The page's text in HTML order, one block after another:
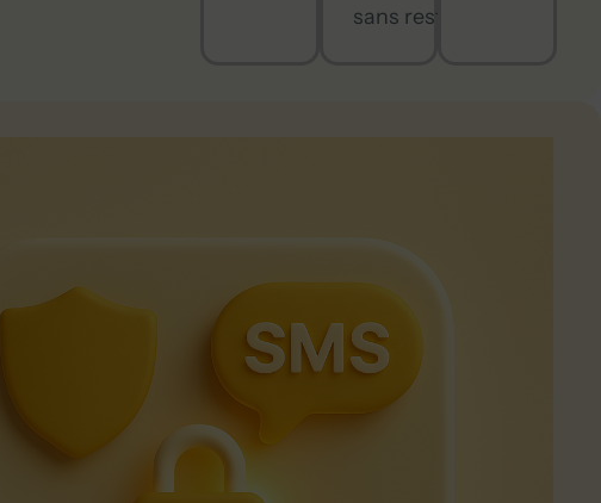
sans restriction.